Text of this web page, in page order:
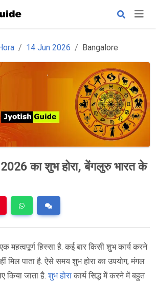
14 Jun 2026 Bangalore
का शुभ होरा, बेंगलुरु भारत के
एक महत्वपूर्ण हिस्सा है. कई बार किसी शुभ कार्य करने
मिल पाता है. ऐसे समय शुभ होरा का उपयोग, मंगल
किया जाता है.शुभ होरा कार्य सिद्ध में करने में बहुत